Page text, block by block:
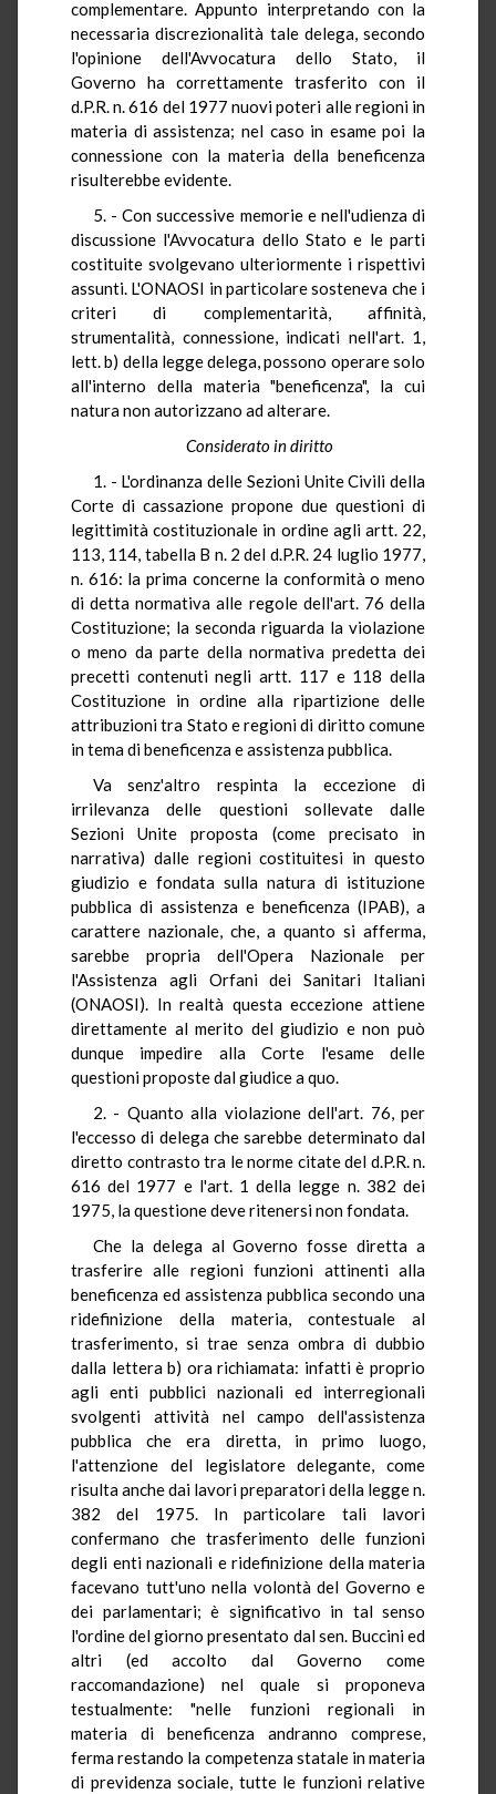
complementare. Appunto interpretando con la
necessaria discrezionalità tale delega, secondo
l'opinione dell'Avvocatura dello Stato, il
Governo ha correttamente trasferito con il
d.P.R. n. 616 del 1977 nuovi poteri alle regioni in
materia di assistenza; nel caso in esame poi la
connessione con la materia della beneficenza
risulterebbe evidente.
5. - Con successive memorie e nell'udienza di
discussione l'Avvocatura dello Stato e le parti
costituite svolgevano ulteriormente i rispettivi
assunti. L'ONAOSI in particolare sosteneva che i
criteri di complementarità, affinità,
strumentalità, connessione, indicati nell'art. 1,
lett. b) della legge delega, possono operare solo
all'interno della materia "beneficenza", la cui
natura non autorizzano ad alterare.
Considerato in diritto
1. - L'ordinanza delle Sezioni Unite Civili della
Corte di cassazione propone due questioni di
legittimità costituzionale in ordine agli artt. 22,
113, 114, tabella B n. 2 del d.P.R. 24 luglio 1977,
n. 616: la prima concerne la conformità o meno
di detta normativa alle regole dell'art. 76 della
Costituzione; la seconda riguarda la violazione
o meno da parte della normativa predetta dei
precetti contenuti negli artt. 117 e 118 della
Costituzione in ordine alla ripartizione delle
attribuzioni tra Stato e regioni di diritto comune
in tema di beneficenza e assistenza pubblica.
Va senz'altro respinta la eccezione di
irrilevanza delle questioni sollevate dalle
Sezioni Unite proposta (come precisato in
narrativa) dalle regioni costituitesi in questo
giudizio e fondata sulla natura di istituzione
pubblica di assistenza e beneficenza (IPAB), a
carattere nazionale, che, a quanto si afferma,
sarebbe propria dell'Opera Nazionale per
l'Assistenza agli Orfani dei Sanitari Italiani
(ONAOSI). In realtà questa eccezione attiene
direttamente al merito del giudizio e non può
dunque impedire alla Corte l'esame delle
questioni proposte dal giudice a quo.
2. - Quanto alla violazione dell'art. 76, per
l'eccesso di delega che sarebbe determinato dal
diretto contrasto tra le norme citate del d.P.R. n.
616 del 1977 e l'art. 1 della legge n. 382 dei
1975, la questione deve ritenersi non fondata.
Che la delega al Governo fosse diretta a
trasferire alle regioni funzioni attinenti alla
beneficenza ed assistenza pubblica secondo una
ridefinizione della materia, contestuale al
trasferimento, si trae senza ombra di dubbio
dalla lettera b) ora richiamata: infatti è proprio
agli enti pubblici nazionali ed interregionali
svolgenti attività nel campo dell'assistenza
pubblica che era diretta, in primo luogo,
l'attenzione del legislatore delegante, come
risulta anche dai lavori preparatori della legge n.
382 del 1975. In particolare tali lavori
confermano che trasferimento delle funzioni
degli enti nazionali e ridefinizione della materia
facevano tutt'uno nella volontà del Governo e
dei parlamentari; è significativo in tal senso
l'ordine del giorno presentato dal sen. Buccini ed
altri (ed accolto dal Governo come
raccomandazione) nel quale si proponeva
testualmente: "nelle funzioni regionali in
materia di beneficenza andranno comprese,
ferma restando la competenza statale in materia
di previdenza sociale, tutte le funzioni relative